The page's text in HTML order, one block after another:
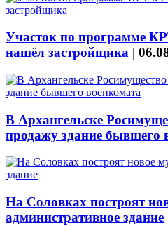
Участок по программе
нашёл застройщика |
В Архангельске
продажу здание бывшего
На Соловках построят
административное здание